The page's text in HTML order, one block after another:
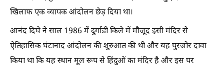
खिलाफ एक व्यापक आंदोलन छेड़ दिया था।
आनंद दिघे ने साल 1986 में दुर्गाडी किले में मौजूद इसी मंदिर से
ऐतिहासिक घंटानाद आंदोलन की शुरुआत की थी और यह पुरजोर दावा
किया था कि यह स्थान मूल रूप से हिंदुओं का मंदिर है और इस पर